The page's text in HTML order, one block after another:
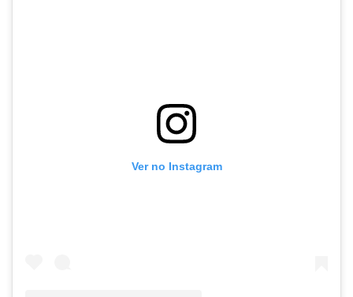
Ver no Instagram